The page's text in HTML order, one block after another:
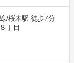
/桜木駅 徒歩7分
丁目